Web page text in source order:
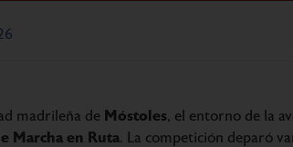
madrileña de Móstoles, el entorno de la
Marcha en Ruta. La competición deparó